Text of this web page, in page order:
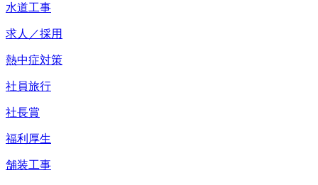
水道工事
求人／採用
熱中症対策
社員旅行
社長賞
福利厚生
舗装工事